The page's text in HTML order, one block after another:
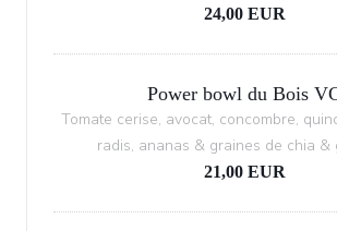
24,00 EUR
Power bowl du Bois
Tomate cerise, avocat, concombre,
radis, ananas & graines de chia &
21,00 EUR